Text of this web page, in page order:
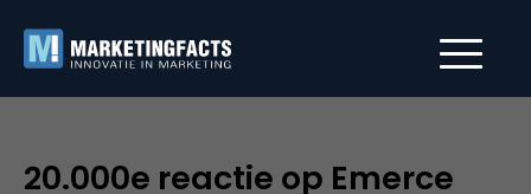
20.000e reactie op Emerce